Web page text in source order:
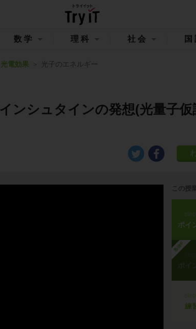
数学 理科 社会
光電効果 光子のエネルギー
ンシュタインの発想(光量子仮
この授
ポイ
勉強中
ポイ
練